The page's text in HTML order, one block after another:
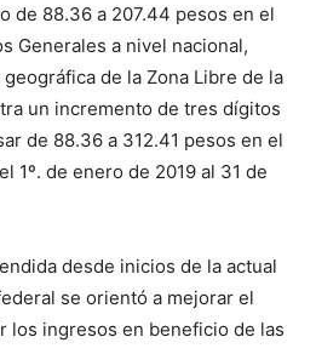
de 88.36 a 207.44 pesos en el
Generales a nivel nacional,
de la Zona Libre de la
un incremento de tres dígitos
de 88.36 a 312.41 pesos en el
1º. de enero de 2019 al 31 de
desde inicios de la actual
se orientó a mejorar el
los ingresos en beneficio de las